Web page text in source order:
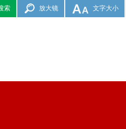
索 放大镜 文字大小